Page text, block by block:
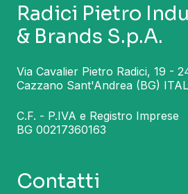
Radici Pietro
& Brands S.p.A.
Via Cavalier Pietro Radici, 19 -
Cazzano Sant'Andrea (BG)
C.F. - P.IVA e Registro Imprese
BG 00217360163
Contatti